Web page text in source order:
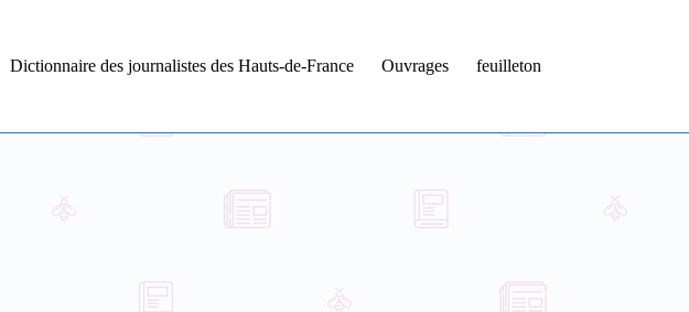
Dictionnaire des journalistes des Hauts-de-France Ouvrages feuilleton